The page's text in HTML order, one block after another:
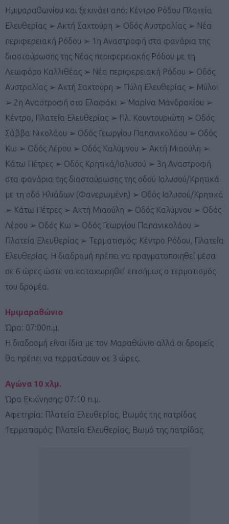
Ημιμαραθωνίου και ξεκινάει από: Κέντρο Ρόδου Πλατεία
Ελευθερίας ➢ Ακτή Σαχτούρη ➢ Οδός Αυστραλίας ➢ Νέα
περιφερειακή Ρόδου ➢ 1η Αναστροφή στα φανάρια της
διασταύρωσης της Νέας περιφερειακής Ρόδου με τη
Λεωφόρο Καλλιθέας ➢ Νέα περιφερειακή Ρόδου ➢ Οδός
Αυστραλίας ➢ Ακτή Σαχτούρη ➢ Πύλη Ελευθερίας ➢ Μύλοι
➢ 2η Αναστροφή στο Ελαφάκι ➢ Μαρίνα Μανδρακίου ➢
Κέντρο, Πλατεία Ελευθερίας ➢ Πλ. Κουντουριώτη ➢ Οδός
Σάββα Νικολάου ➢ Οδός Γεωργίου Παπανικολάου ➢ Οδός
Κω ➢ Οδός Λέρου ➢ Οδός Καλύμνου ➢ Ακτή Μιαούλη ➢
Κάτω Πέτρες ➢ Οδός Κρητικά/Ιαλυσού ➢ 3η Αναστροφή
στα φανάρια της διασταύρωσης της οδού Ιαλυσού/Κρητικά
με τη οδό Ηλιάδων (Φανερωμένη) ➢ Οδός Ιαλυσού/Κρητικά
➢ Κάτω Πέτρες ➢ Ακτή Μιαούλη ➢ Οδός Καλύμνου ➢ Οδός
Λέρου ➢ Οδός Κω ➢ Οδός Γεωργίου Παπανικολάου ➢
Πλατεία Ελευθερίας ➢ Τερματισμός: Κέντρο Ρόδου, Πλατεία
Ελευθερίας. Η διαδρομή πρέπει να πραγματοποιηθεί μέσα
σε 6 ώρες ώστε να καταχωρηθεί επισήμως ο τερματισμός
του δρομέα.
Ημιμαραθώνιο
Ώρα: 07:00π.μ.
Η διαδρομή είναι ίδια με τον Μαραθώνιο αλλά οι δρομείς
θα πρέπει να τερματίσουν σε 3 ώρες.
Αγώνα 10 χλμ.
Ώρα Εκκίνησης: 07:10 π.μ.
Αφετηρία: Πλατεία Ελευθερίας, Βωμός της πατρίδας
Τερματισμός: Πλατεία Ελευθερίας, Βωμό της πατρίδας